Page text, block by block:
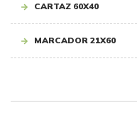
CARTAZ 60X40
MARCADOR 21X60